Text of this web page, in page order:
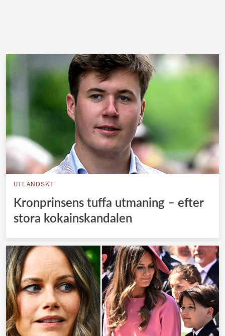
UTLÄNDSKT
Kronprinsens tuffa utmaning – efter
stora kokainskandalen